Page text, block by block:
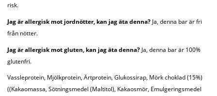
risk.
Jag är allergisk mot jordnötter, kan jag äta denna? Ja, denna bar är fri
från nötter.
Jag är allergisk mot gluten, kan jag äta denna? Ja, denna bar är 100%
glutenfri.
Vassleprotein, Mjölkprotein, Ärtprotein, Glukossirap, Mörk choklad (15%)
((Kakaomassa, Sötningsmedel (Maltitol), Kakaosmör, Emulgeringsmedel